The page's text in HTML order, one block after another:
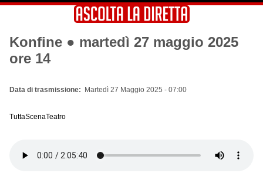
Konfine ● martedì 27 maggio 2025
ore 14
Data di trasmissione Martedì 27 Maggio 2025 - 07:00
TuttaScenaTeatro